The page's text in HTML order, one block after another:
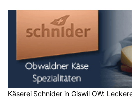
Käserei Schnider in Giswil OW: